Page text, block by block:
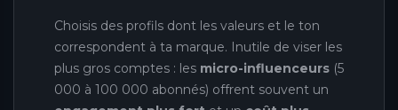
Choisis des profils dont les valeurs et le ton
correspondent à ta marque. Inutile de viser les
plus gros comptes : les micro-influenceurs (5
000 à 100 000 abonnés) offrent souvent un